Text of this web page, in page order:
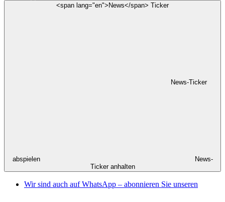
<span lang="en">News</span> Ticker
News-Ticker
abspielen
News-
Ticker anhalten
Wir sind auch auf WhatsApp – abonnieren Sie unseren